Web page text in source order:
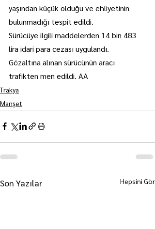
yaşından küçük olduğu ve ehliyetinin
bulunmadığı tespit edildi.
Sürücüye ilgili maddelerden 14 bin 483
lira idari para cezası uygulandı.
Gözaltına alınan sürücünün aracı
trafikten men edildi. AA
Trakya
Manşet
Son Yazılar Hepsini Gör